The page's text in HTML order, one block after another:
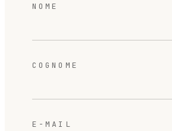
NOME
COGNOME
E-MAIL